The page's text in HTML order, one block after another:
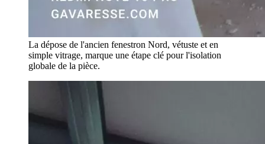
La dépose de l'ancien fenestron Nord, vétuste et en
simple vitrage, marque une étape clé pour l'isolation
globale de la pièce.